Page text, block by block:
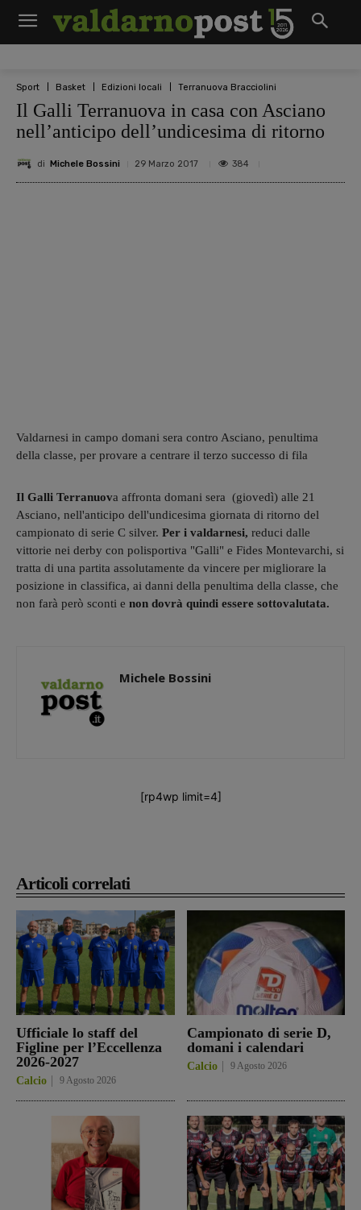
Sport Basket Edizioni locali Terranuova Bracciolini
Il Galli Terranuova in casa con Asciano
nell’anticipo dell’undicesima di ritorno
di Michele Bossini 29 Marzo 2017 384
Articoli correlati
Ufficiale lo staff del
Figline per l’Eccellenza
2026-2027
Calcio 9 Agosto 2026
Campionato di serie D,
domani i calendari
Calcio 9 Agosto 2026
Valdarnesi in campo domani sera contro Asciano, penultima
della classe, per provare a centrare il terzo successo di fila
Il Galli Terranuova affronta domani sera (giovedì) alle 21
Asciano, nell'anticipo dell'undicesima giornata di ritorno del
campionato di serie C silver. Per i valdarnesi, reduci dalle
vittorie nei derby con polisportiva "Galli" e Fides Montevarchi, si
tratta di una partita assolutamente da vincere per migliorare la
posizione in classifica, ai danni della penultima della classe, che
non farà però sconti e non dovrà quindi essere sottovalutata.
Michele Bossini
[rp4wp limit=4]